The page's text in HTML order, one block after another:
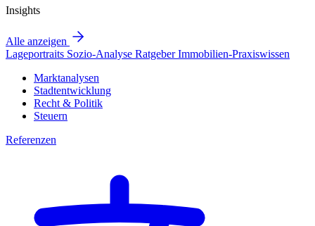
Insights
Alle anzeigen
Lageportraits Sozio-Analyse RatgeberImmobilien-Praxiswissen
Marktanalysen
Stadtentwicklung
Recht & Politik
Steuern
Referenzen